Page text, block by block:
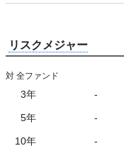
リスクメジャー
対 全ファンド
3年 -
5年 -
10年 -